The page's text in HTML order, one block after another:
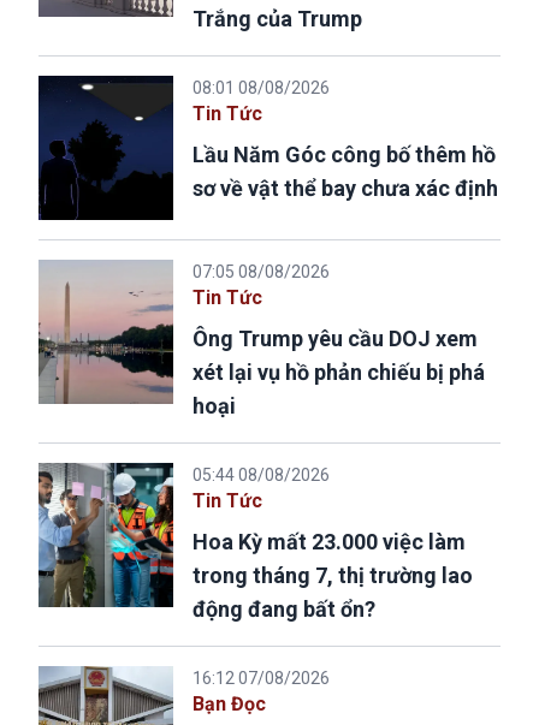
Trắng của Trump
08:01 08/08/2026
Tin Tức
Lầu Năm Góc công bố thêm hồ
sơ về vật thể bay chưa xác định
07:05 08/08/2026
Tin Tức
Ông Trump yêu cầu DOJ xem
xét lại vụ hồ phản chiếu bị phá
hoại
05:44 08/08/2026
Tin Tức
Hoa Kỳ mất 23.000 việc làm
trong tháng 7, thị trường lao
động đang bất ổn?
16:12 07/08/2026
Bạn Đọc